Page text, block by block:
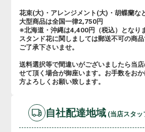
花束(大)・アレンジメント(大)・胡蝶蘭な
大型商品は全国一律2,750円
※北海道・沖縄は4,400円（税込）となり
スタンド花に関しましては郵送不可の商品
ご了承下さいませ。
送料選択等で間違いがございましたら当
せて頂く場合が御座います。お手数をお
方よろしくお願い致します。
自社配達地域 (当店スタッ